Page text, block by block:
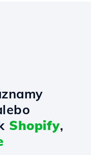
Shopify,